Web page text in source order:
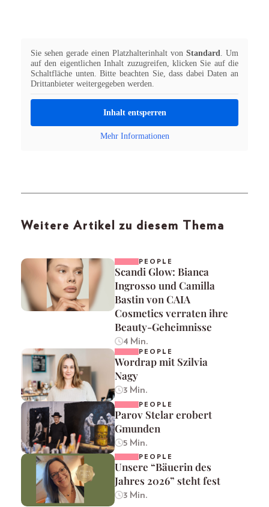
Sie sehen gerade einen Platzhalterinhalt von Standard
. Um
auf den eigentlichen Inhalt zuzugreifen, klicken Sie auf die
Schaltfläche unten. Bitte beachten Sie, dass dabei Daten an
Drittanbieter weitergegeben werden.
Inhalt entsperren
Mehr Informationen
Weitere Artikel zu diesem Thema
PEOPLE
Scandi Glow: Bianca
Ingrosso und Camilla
Bastin von CAIA
Cosmetics verraten ihre
Beauty-Geheimnisse
4 Min.
PEOPLE
Wordrap mit Szilvia
Nagy
3 Min.
PEOPLE
Parov Stelar erobert
Gmunden
5 Min.
PEOPLE
Unsere “Bäuerin des
Jahres 2026” steht fest
3 Min.